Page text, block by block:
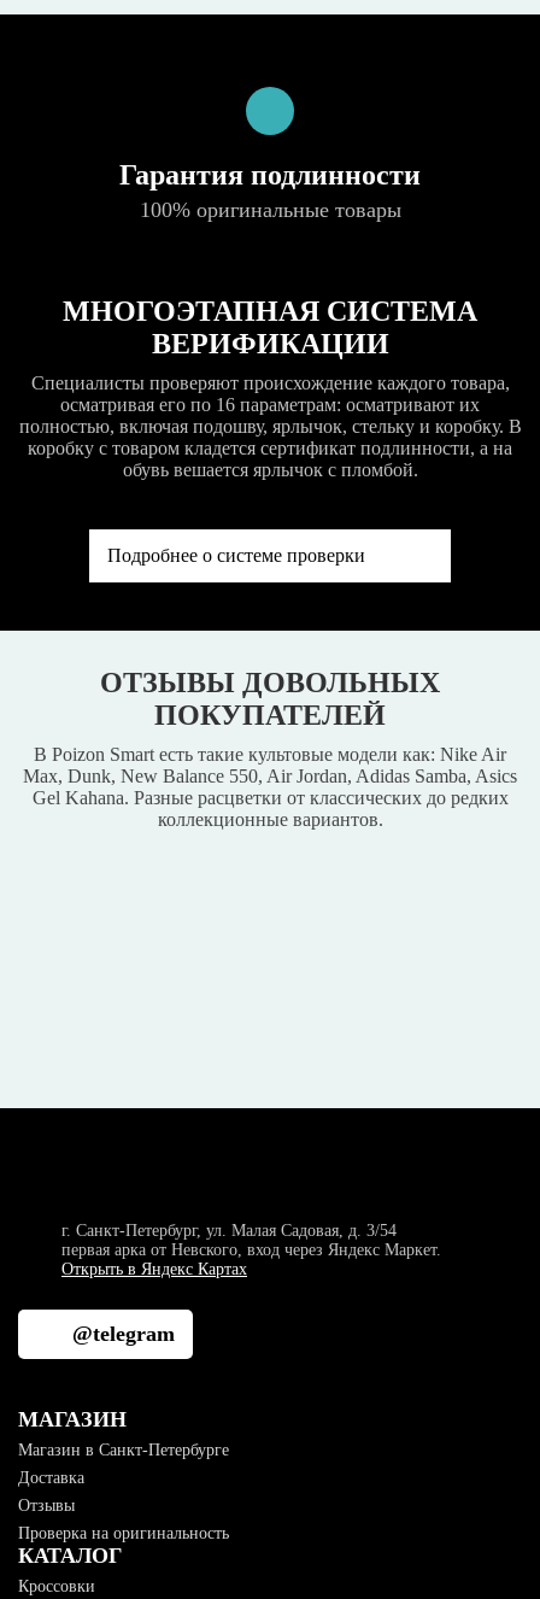
Гарантия подлинности
100% оригинальные товары
МНОГОЭТАПНАЯ СИСТЕМА
ВЕРИФИКАЦИИ
Специалисты проверяют происхождение каждого товара,
осматривая его по 16 параметрам: осматривают их
полностью, включая подошву, ярлычок, стельку и коробку. В
коробку с товаром кладется сертификат подлинности, а на
обувь вешается ярлычок с пломбой.
Подробнее о системе проверки
ОТЗЫВЫ ДОВОЛЬНЫХ
ПОКУПАТЕЛЕЙ
В Poizon Smart есть такие культовые модели как: Nike Air
Max, Dunk, New Balance 550, Air Jordan, Adidas Samba, Asics
Gel Kahana. Разные расцветки от классических до редких
коллекционные вариантов.
г. Санкт-Петербург, ул. Малая Садовая, д. 3/54
первая арка от Невского, вход через Яндекс Маркет.
Открыть в Яндекс Картах
@telegram
МАГАЗИН
Магазин в Санкт-Петербурге
Доставка
Отзывы
Проверка на оригинальность
КАТАЛОГ
Кроссовки